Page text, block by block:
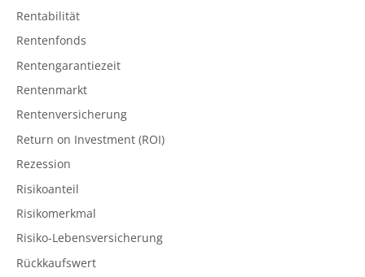
Rentabilität
Rentenfonds
Rentengarantiezeit
Rentenmarkt
Rentenversicherung
Return on Investment (ROI)
Rezession
Risikoanteil
Risikomerkmal
Risiko-Lebensversicherung
Rückkaufswert